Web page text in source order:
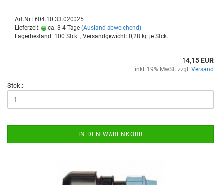
Art.Nr.: 604.10.33.020025
Lieferzeit:
ca. 3-4 Tage (Ausland abweichend)
Lagerbestand: 100 Stck. , Versandgewicht: 0,28 kg je Stck.
14,15 EUR
inkl. 19% MwSt. zzgl. Versand
Stck.:
IN DEN WARENKORB